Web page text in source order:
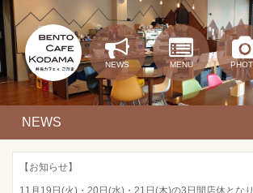
NEWS MENU
NEWS
【お知らせ】
11月19日(火)・20日(水)・21日(木)の3日間店休となり